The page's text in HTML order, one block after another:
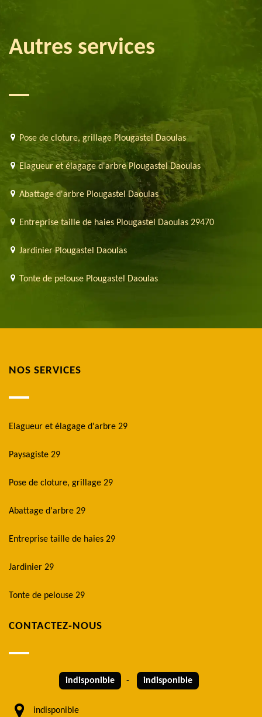
Autres services
Pose de cloture, grillage Plougastel Daoulas
Elagueur et élagage d'arbre Plougastel Daoulas
Abattage d'arbre Plougastel Daoulas
Entreprise taille de haies Plougastel Daoulas 29470
Jardinier Plougastel Daoulas
Tonte de pelouse Plougastel Daoulas
NOS SERVICES
Elagueur et élagage d'arbre 29
Paysagiste 29
Pose de cloture, grillage 29
Abattage d'arbre 29
Entreprise taille de haies 29
Jardinier 29
Tonte de pelouse 29
CONTACTEZ-NOUS
indisponible - indisponible
indisponible